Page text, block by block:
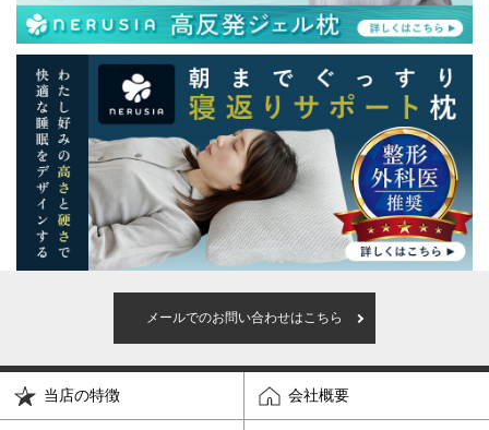
メールでのお問い合わせはこちら
当店の特徴 会社概要